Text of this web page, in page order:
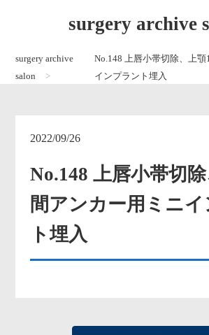
surgery archive
surgery archive
salon
No.148 上唇小帯切除、上
インプラント埋入
2022/09/26
No.148 上唇小帯切
間アンカー用ミニ
ト埋入